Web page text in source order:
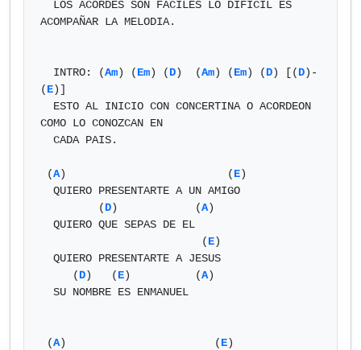
ACOMPAÑAR LA MELODIA.
  INTRO: (
Am) (Em) (D)  (Am) (Em) (D) [(D)-
(E)]
COMO LO CONOZCAN EN
(A)                         (E)
         (
D)            (A)
                         (
E)
     (
D)   (E)          (A)
(A)                       (E)